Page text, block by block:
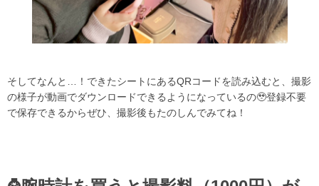
そしてなんと…！できたシートにあるQRコードを読み込むと、撮影
の様子が動画でダウンロードできるようになっているの🥹登録不要
で保存できるからぜひ、撮影後もたのしんでみてね！